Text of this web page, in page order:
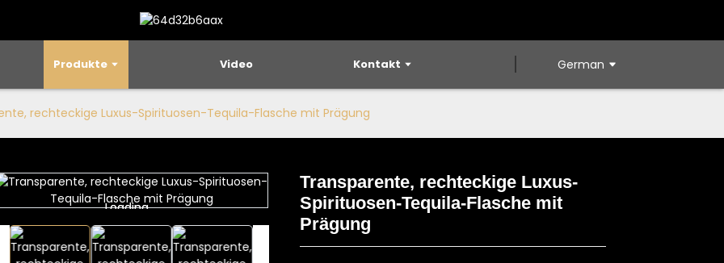
Produkte Video Kontakt German
rechteckige Luxus-Spirituosen-Tequila-Flasche mit Prägung
Loading...
Loading... Loading...
Loading...
Transparente, rechteckige Luxus-
Spirituosen-Tequila-Flasche mit
Prägung